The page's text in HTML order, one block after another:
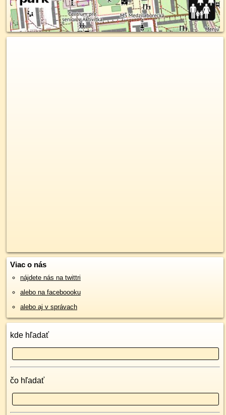
Viac o nás
nájdete nás na twittri
alebo na faceboooku
alebo aj v správach
kde hľadať
čo hľadať